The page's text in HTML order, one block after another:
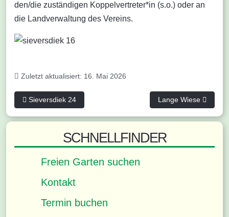
den/die zuständigen Koppelvertreter*in (s.o.) oder an
die Landverwaltung des Vereins.
Zuletzt aktualisiert: 16. Mai 2026
Vorheriger Beitrag: Sieversdiek 24
Sieversdiek 24 Nächster Beitrag:
Lange Wiese
SCHNELLFINDER
Freien Garten suchen
Kontakt
Termin buchen